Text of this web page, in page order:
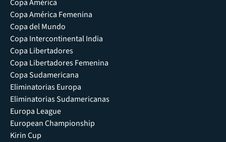
Copa América
Copa América Femenina
Copa del Mundo
Copa Intercontinental India
Copa Libertadores
Copa Libertadores Femenina
Copa Sudamericana
Eliminatorias Europa
Eliminatorias Sudamericanas
Europa League
European Championship
Kirin Cup